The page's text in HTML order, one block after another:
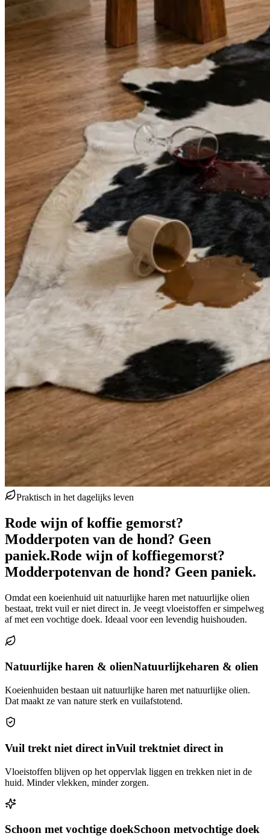
Praktisch in het dagelijks leven
Rode wijn of koffie gemorst?
Modderpoten van de hond? Geen
paniek.Rode wijn of koffiegemorst?
Modderpotenvan de hond? Geen paniek.
Omdat een koeienhuid uit natuurlijke haren met natuurlijke olien
bestaat, trekt vuil er niet direct in. Je veegt vloeistoffen er simpelweg
af met een vochtige doek. Ideaal voor een levendig huishouden.
Natuurlijke haren & olienNatuurlijkeharen & olien
Koeienhuiden bestaan uit natuurlijke haren met natuurlijke olien.
Dat maakt ze van nature sterk en vuilafstotend.
Vuil trekt niet direct inVuil trektniet direct in
Vloeistoffen blijven op het oppervlak liggen en trekken niet in de
huid. Minder vlekken, minder zorgen.
Schoon met vochtige doekSchoon metvochtige doek